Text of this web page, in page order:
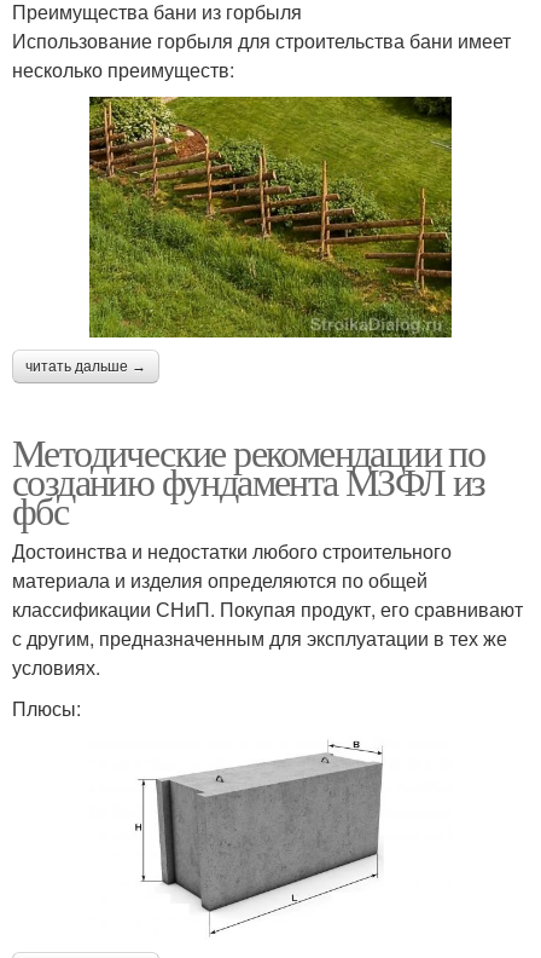
Преимущества бани из горбыля
Использование горбыля для строительства бани имеет
несколько преимуществ:
читать дальше →
Методические рекомендации по
созданию фундамента МЗФЛ из
фбс
Достоинства и недостатки любого строительного
материала и изделия определяются по общей
классификации СНиП. Покупая продукт, его сравнивают
с другим, предназначенным для эксплуатации в тех же
условиях.
Плюсы: